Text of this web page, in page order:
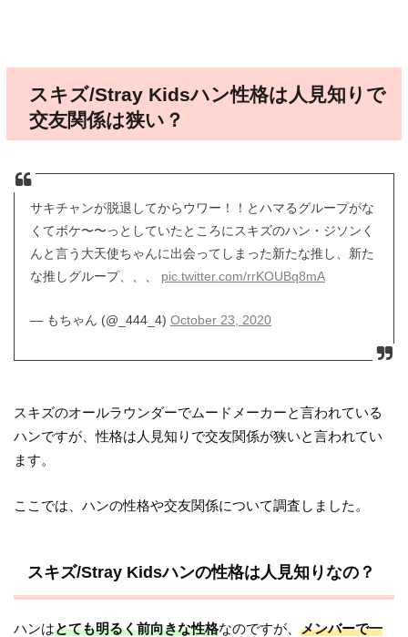
スキズ/Stray Kidsハン性格は人見知りで
交友関係は狭い？
サキチャンが脱退してからウワー！！とハマるグループがな
くてボケ〜〜っとしていたところにスキズのハン・ジソンく
んと言う大天使ちゃんに出会ってしまった新たな推し、新た
な推しグループ、、、 pic.twitter.com/rrKOUBq8mA
— もちゃん (@_444_4) October 23, 2020
スキズのオールラウンダーでムードメーカーと言われている
ハンですが、性格は人見知りで交友関係が狭いと言われてい
ます。
ここでは、ハンの性格や交友関係について調査しました。
スキズ/Stray Kidsハンの性格は人見知りなの？
ハンはとても明るく前向きな性格なのですが、メンバーで一